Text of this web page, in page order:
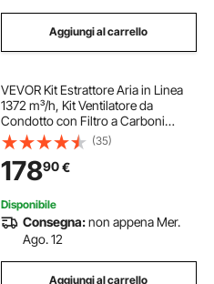
Aggiungi al carrello
VEVOR Kit Estrattore Aria in Linea
1372 m³/h, Kit Ventilatore da
Condotto con Filtro a Carboni
Attivi, Motore EC 203 mm, 10 Livelli
di Velocità, Controllo PWM con App
e Timer, per Giardinaggio Indoor
(35)
17890€
Disponibile
Consegna:non appena Mer.
Ago. 12
Aggiungi al carrello